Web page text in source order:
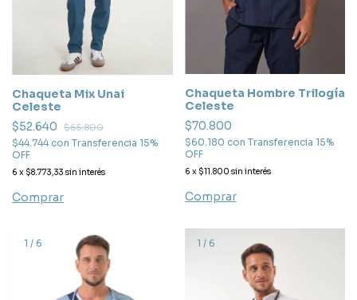
Chaqueta Mix Unai
Celeste
$52.640
$65.800
$44.744 con Transferencia 15%
OFF
6 x $8.773,33 sin interés
Comprar
Chaqueta Hombre Trilogía
Celeste
$70.800
$60.180 con Transferencia 15%
OFF
6 x $11.800 sin interés
Comprar
1 / 6 1 / 6